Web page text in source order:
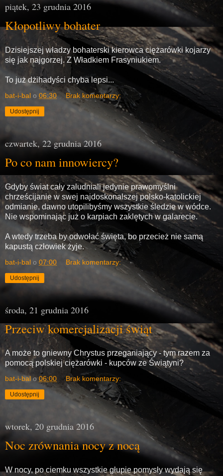
piątek, 23 grudnia 2016
Kłopotliwy bohater
Dzisiejszej władzy bohaterski kierowca ciężarówki kojarzy
się jak najgorzej. Z Władkiem Frasyniukiem.
To już dżihadyści chyba lepsi...
bat-i-bal o 06:30 Brak komentarzy:
Udostępnij
czwartek, 22 grudnia 2016
Po co nam innowiercy?
Gdyby świat cały zaludniali jedynie prawomyślni
chrześcijanie w swej najdoskonalszej polsko-katolickiej
odmianie, dawno utopilibyśmy wszystkie śledzie w wódce.
Nie wspominając już o karpiach zaklętych w galarecie.
A wtedy trzeba by odwołać święta, bo przecież nie samą
kapustą człowiek żyje.
bat-i-bal o 07:00 Brak komentarzy:
Udostępnij
środa, 21 grudnia 2016
Przeciw komercjalizacji świąt
A może to gniewny Chrystus przeganiający - tym razem za
pomocą polskiej ciężarówki - kupców ze Świątyni?
bat-i-bal o06:00 Brak komentarzy:
Udostępnij
wtorek, 20 grudnia 2016
Noc zrównania nocy z nocą
W nocy, po ciemku wszystkie głupie pomysły wydają się